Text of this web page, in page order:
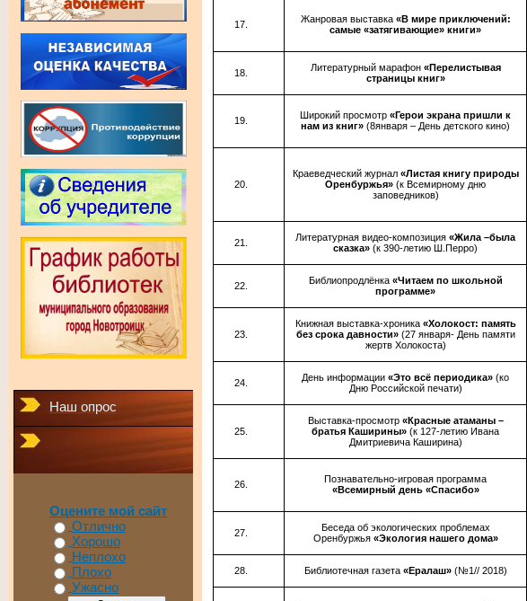
Наш опрос
Оцените мой сайт
Отлично
Хорошо
Неплохо
Плохо
Ужасно
Жанровая выставка «В мире приключений:
самые «затягивающие» книги»
Литературный марафон «Перелистывая
страницы книг»
Широкий просмотр «Герои экрана пришли к
нам из книг» (8января – День детского кино)
Краеведческий журнал «Листая книгу природы
Оренбуржья» (к Всемирному дню
заповедников)
Литературная видео-композиция «Жила –была
сказка» (к 390-летию Ш.Перро)
Библиопродлёнка «Читаем по школьной
программе»
Книжная выставка-хроника «Холокост: память
без срока давности» (27 января- День памяти
жертв Холокоста)
День информации «Это всё периодика» (ко
Дню Российской печати)
Выставка-просмотр «Красные атаманы –
братья Каширины» (к 127-летию Ивана
Дмитриевича Каширина)
Познавательно-игровая программа
«Всемирный день «Спасибо»
Беседа об экологических проблемах
Оренбуржья «Экология нашего дома»
Библиотечная газета «Ералаш» (№1// 2018)